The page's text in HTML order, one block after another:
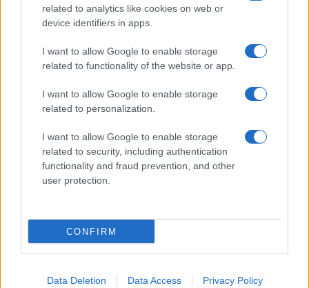
related to analytics like cookies on web or
device identifiers in apps.
I want to allow Google to enable storage
related to functionality of the website or app.
I want to allow Google to enable storage
related to personalization.
I want to allow Google to enable storage
related to security, including authentication
functionality and fraud prevention, and other
user protection.
CONFIRM
Data Deletion Data Access Privacy Policy
scriveteci a info@adhubmedia.com: provvederemo
prontamente alla rimozione del materiale lesivo di
diritti di terzi.
Milano n.68 in data 01/03/2018|Contattaci-Pubblicità-
Cookie
-Privacy Policy-Preferenze Privacy
Copyright © 2024 |Tuo Benessere- Edito in Italia da
AdHub Media
- P.IVA 13542920965 Numero REA 2729933 - All Rights Reserved.
I magazine diNotizie.it:Donne Magazine|Viaggiamo|Offerte Shopping
Tuo Benessere|Motori Magazine
Cineverse Magazine|Professione Lavoro
Tutti i contenuti sono prodotti in maniera ibrida da una tecnologia
proprietaria di Intelligenza Artificiale e da creators indipendenti.